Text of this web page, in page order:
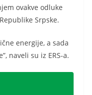
ovakve odluke
Srpske.
energije, a sada
naveli su iz ERS-a.